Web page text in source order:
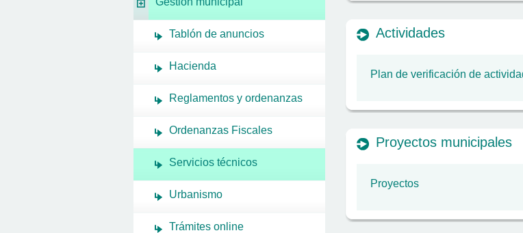
Tablón de anuncios
Hacienda
Reglamentos y ordenanzas
Ordenanzas Fiscales
Servicios técnicos
Urbanismo
Trámites online
Actividades
Plan de verificación de
Proyectos municipales
Proyectos